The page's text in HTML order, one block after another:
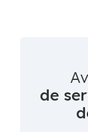
de